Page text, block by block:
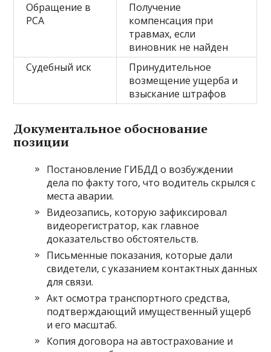
Обращение в
РСА
Получение
компенсация при
травмах, если
виновник не найден
Судебный иск
Принудительное
возмещение ущерба и
взыскание штрафов
Документальное обоснование
позиции
Постановление ГИБДД о возбуждении
дела по факту того, что водитель скрылся с
места аварии.
Видеозапись, которую зафиксировал
видеорегистратор, как главное
доказательство обстоятельств.
Письменные показания, которые дали
свидетели, с указанием контактных данных
для связи.
Акт осмотра транспортного средства,
подтверждающий имущественный ущерб
и его масштаб.
Копия договора на автострахование и